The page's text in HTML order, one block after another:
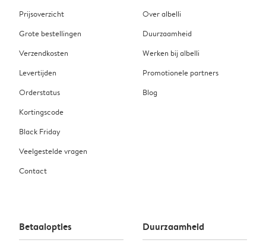
Prijsoverzicht
Grote bestellingen
Verzendkosten
Levertijden
Orderstatus
Kortingscode
Black Friday
Veelgestelde vragen
Contact
Over albelli
Duurzaamheid
Werken bij albelli
Promotionele partners
Blog
Betaalopties Duurzaamheid